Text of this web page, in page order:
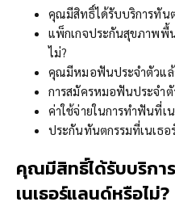
คุณมีสิทธิ์ได้รับบริการทัน
แพ็กเกจประกันสุขภาพพื้
ไม่?
คุณมีหมอฟันประจำตัวแล้
การสมัครหมอฟันประจำตั
ค่าใช้จ่ายในการทำฟันที่เ
ประกันทันตกรรมที่เนเธอ
คุณมีสิทธิ์ได้รับบริกา
เนเธอร์แลนด์หรือไม่?